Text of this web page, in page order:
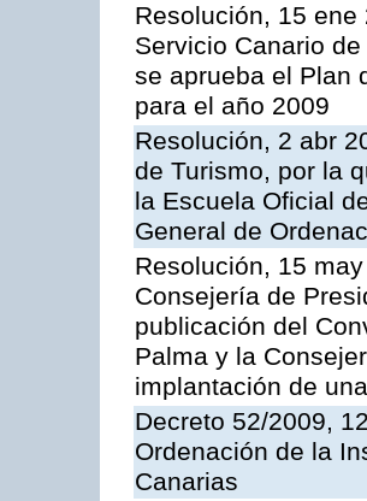
Resolución, 15
Servicio Canario
se aprueba el Plan
para el año 2009
Resolución, 2 abr
de Turismo, por la
la Escuela Oficial
General de
Resolución, 15
Consejería de
publicación del
Palma y la
implantación de
Decreto 52/2009,
Ordenación de la
Canarias